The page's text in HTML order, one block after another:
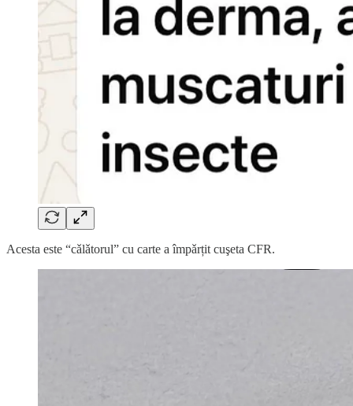
Acesta este “cǎlǎtorul” cu carte a împǎrțit cuşeta CFR.